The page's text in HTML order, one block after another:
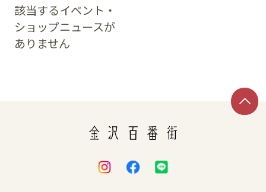
館内サービス
施設からのお知らせ
該当するイベント・
ショップニュースが
ありません